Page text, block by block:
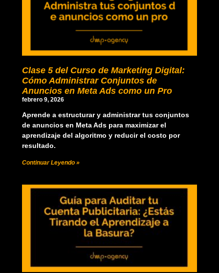
Clase 5 del Curso de Marketing Digital:
Cómo Administrar Conjuntos de
Anuncios en Meta Ads como un Pro
febrero 9, 2026
Aprende a estructurar y administrar tus conjuntos
de anuncios en Meta Ads para maximizar el
aprendizaje del algoritmo y reducir el costo por
resultado.
Continuar Leyendo »